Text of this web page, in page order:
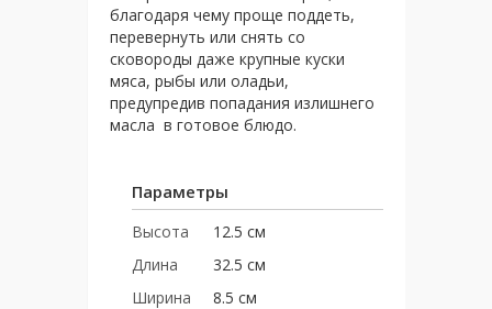
благодаря чему проще поддеть,
перевернуть или снять со
сковороды даже крупные куски
мяса, рыбы или оладьи,
предупредив попадания излишнего
масла в готовое блюдо.
Параметры
Высота
12.5 см
Длина
32.5 см
Ширина
8.5 см